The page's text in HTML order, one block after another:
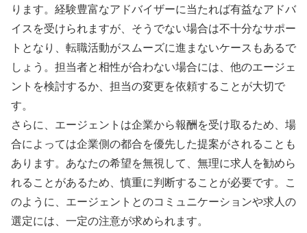
ります。経験豊富なアドバイザーに当たれば有益なアドバ
イスを受けられますが、そうでない場合は不十分なサポー
トとなり、転職活動がスムーズに進まないケースもあるで
しょう。担当者と相性が合わない場合には、他のエージェ
ントを検討するか、担当の変更を依頼することが大切で
す。
さらに、エージェントは企業から報酬を受け取るため、場
合によっては企業側の都合を優先した提案がされることも
あります。あなたの希望を無視して、無理に求人を勧めら
れることがあるため、慎重に判断することが必要です。こ
のように、エージェントとのコミュニケーションや求人の
選定には、一定の注意が求められます。